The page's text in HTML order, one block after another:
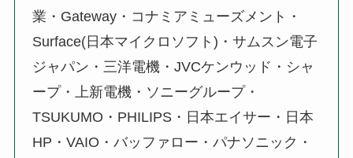
業・Gateway・コナミアミューズメント・
Surface(日本マイクロソフト)・サムスン電子
ジャパン・三洋電機・JVCケンウッド・シャ
ープ・上新電機・ソニーグループ・
TSUKUMO・PHILIPS・日本エイサー・日本
HP・VAIO・バッファロー・パナソニック・